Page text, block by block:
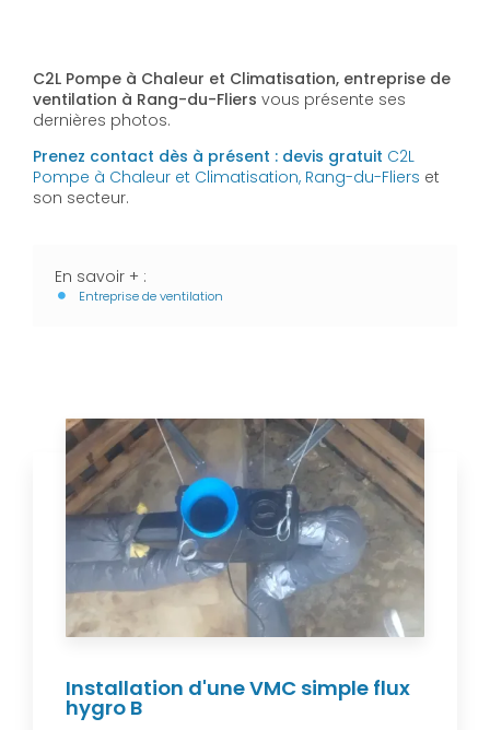
C2L Pompe à Chaleur et Climatisation, entreprise de
ventilation à Rang-du-Fliers vous présente ses
dernières photos.
Prenez contact dès à présent : devis gratuit C2L
Pompe à Chaleur et Climatisation, Rang-du-Fliers et
son secteur.
En savoir + :
Entreprise de ventilation
Installation d'une VMC simple flux
hygro B